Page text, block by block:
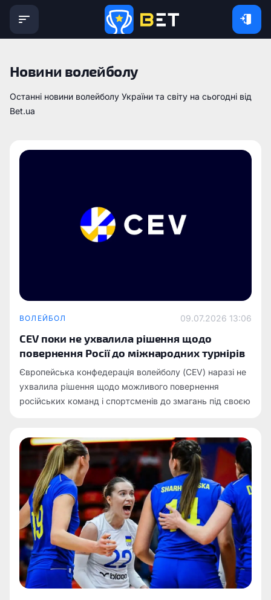
Новини волейболу
Останні новини волейболу України та світу на сьогодні від
Bet.ua
ВОЛЕЙБОЛ 09.07.2026 13:06
CEV поки не ухвалила рішення щодо
повернення Росії до міжнародних турнірів
Європейська конфедерація волейболу (CEV) наразі не
ухвалила рішення щодо можливого повернення
російських команд і спортсменів до змагань під своєю